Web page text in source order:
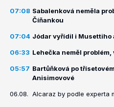
07:08 Sabalenková neměla
Číňankou
07:04 Jódar vyřídil i Musettiho
06:33 Lehečka neměl
05:57 Bartůňková po
Anisimovové
06.08. Alcaraz by podle experta